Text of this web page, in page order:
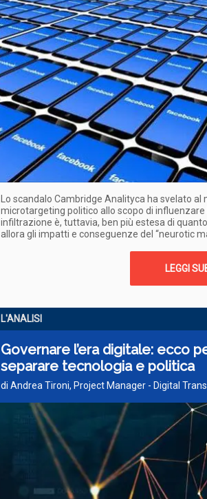
Lo scandalo Cambridge Analityca ha svelato
microtargeting politico allo scopo di influenzare
infiltrazione è, tuttavia, ben più estesa di
allora gli impatti e conseguenze del “neurotic
LEGGI
L'ANALISI
Governare l’era digitale: ecco
separare tecnologia e politica
di Andrea Tironi, Project Manager - Digital